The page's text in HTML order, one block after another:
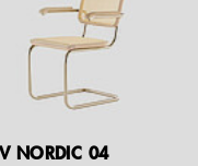
NORDIC 04